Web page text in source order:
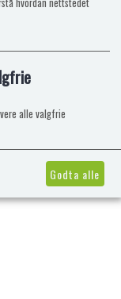
hvordan nettstedet
alle valgfrie
Godta alle